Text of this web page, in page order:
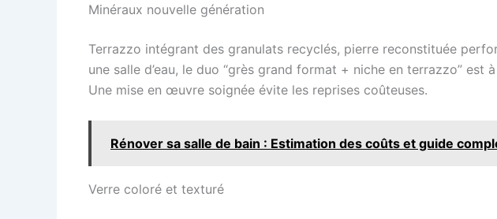
Minéraux nouvelle génération
Terrazzo intégrant des granulats recyclés, pierre reconstituée
une salle d’eau, le duo “grès grand format + niche en terrazzo”
Une mise en œuvre soignée évite les reprises coûteuses.
Rénover sa salle de bain : Estimation des coûts et guide
Verre coloré et texturé